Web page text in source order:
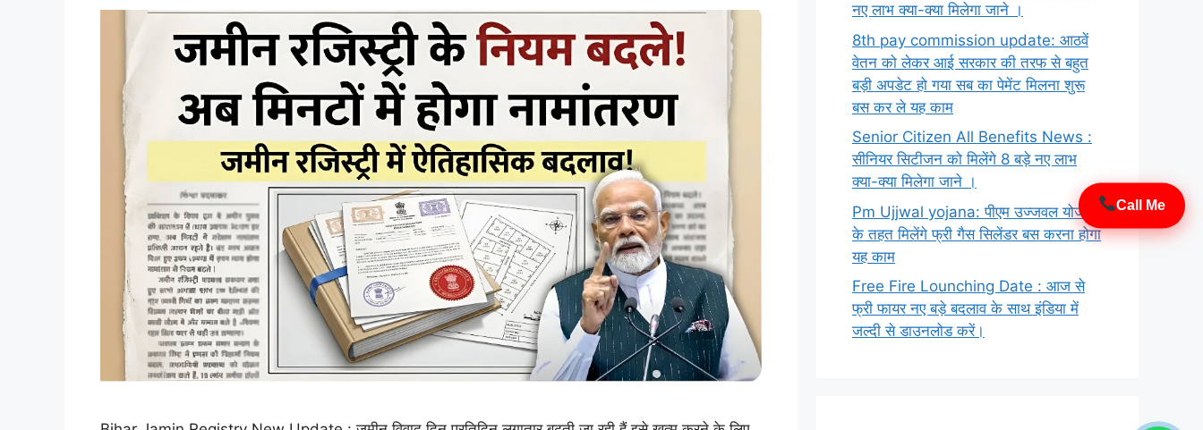
Call Me
×
Join WhatsApp
Group
Join Now
नए लाभ क्या-क्या मिलेगा जाने ।
8th pay commission update: आठवें
वेतन को लेकर आई सरकार की तरफ से बहुत
बड़ी अपडेट हो गया सब का पेमेंट मिलना शुरू
बस कर ले यह काम
Senior Citizen All Benefits News :
सीनियर सिटीजन को मिलेंगे 8 बड़े नए लाभ
क्या-क्या मिलेगा जाने ।
Pm Ujjwal yojana: पीएम उज्जवल योजना
के तहत मिलेंगे फ्री गैस सिलेंडर बस करना होगा
यह काम
Free Fire Lounching Date : आज से
फ्री फायर नए बड़े बदलाव के साथ इंडिया में
जल्दी से डाउनलोड करें।